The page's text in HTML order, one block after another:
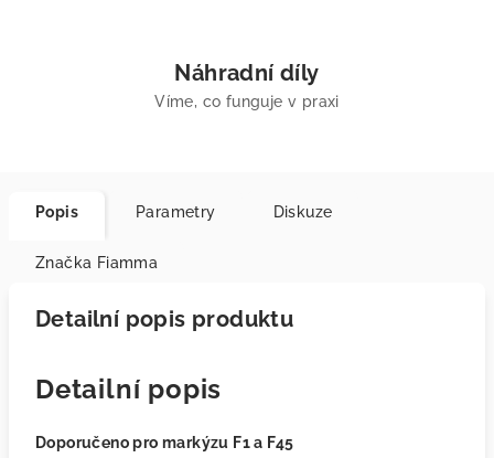
Náhradní díly
Víme, co funguje v praxi
Popis Parametry Diskuze
Značka Fiamma
Detailní popis produktu
Detailní popis
Doporučeno pro markýzu F1 a F45